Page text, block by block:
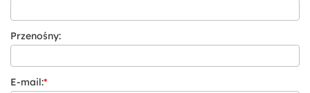
Przenośny:
E-mail:*